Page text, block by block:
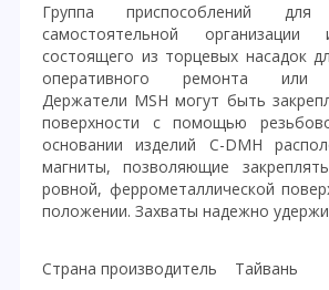
Группа приспособлений
самостоятельной организации
состоящего из торцевых насадок
оперативного ремонта или
Держатели MSH могут быть
поверхности с помощью
основании изделий C-DMH
магниты, позволяющие
ровной, феррометаллической
положении. Захваты надежно
Страна производитель Тайвань